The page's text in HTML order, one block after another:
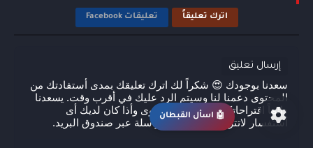
اترك تعليقاً تعليقات Facebook
إرسال تعليق
سعدنا بوجودك 😍 شكراً لك اترك تعليقك بمدى أستفادتك من
المحتوى دعمنا لنا وسيتم الرد عليك في أقرب وقت. يسعدنا
دائماً اقتراحاتكم بخصوص المحتوى وأذا كان لديك أى
أستفسار لاتترد بالتعليق أو المراسلة عبر صندوق البريد.
🤖 اسأل القبطان